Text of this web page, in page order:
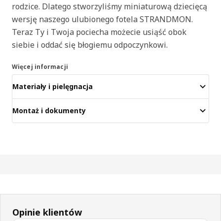
rodzice. Dlatego stworzyliśmy miniaturową dziecięcą
wersję naszego ulubionego fotela STRANDMON.
Teraz Ty i Twoja pociecha możecie usiąść obok
siebie i oddać się błogiemu odpoczynkowi.
Więcej informacji
Materiały i pielęgnacja
Montaż i dokumenty
Opinie klientów